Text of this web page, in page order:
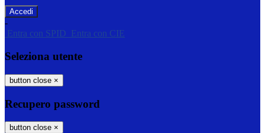
-
Entra con SPID
Entra con CIE
Seleziona utente
button close ×
Recupero password
button close ×